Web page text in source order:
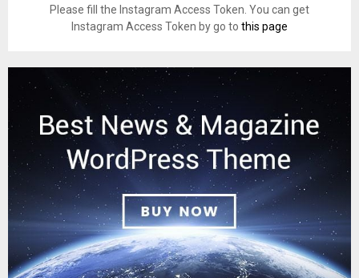
Please fill the Instagram Access Token. You can get
Instagram Access Token by go to this page